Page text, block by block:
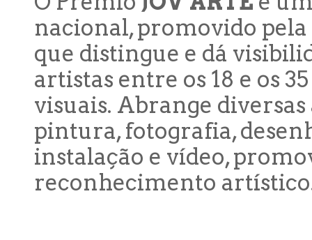
nacional, promovido
que distingue e dá
artistas entre os 18 e os
visuais. Abrange
pintura, fotografia,
instalação e vídeo,
reconhecimento